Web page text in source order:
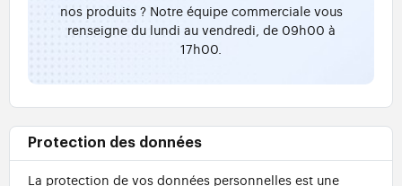
nos produits ? Notre équipe commerciale vous
renseigne du lundi au vendredi, de 09h00 à
17h00.
Protection des données
La protection de vos données personnelles est une